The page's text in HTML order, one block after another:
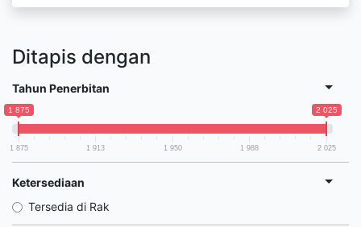
Ditapis dengan
Tahun Penerbitan
1 875 2 025
1 875 1 913 1 950 1 988 2 025
Ketersediaan
Tersedia di Rak